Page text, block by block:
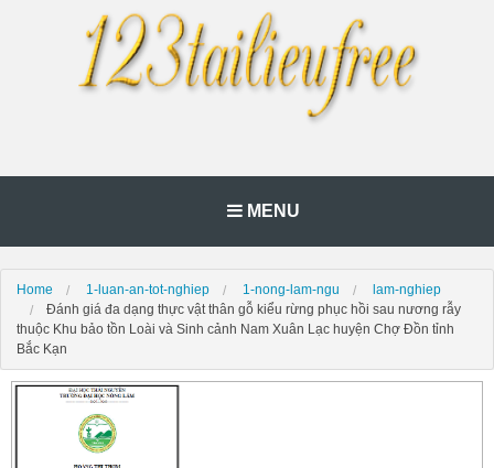
MENU
Home 1-luan-an-tot-nghiep 1-nong-lam-ngu
lam-nghiep
Đánh giá đa dạng thực vật thân gỗ kiểu rừng phục hồi sau nương rẫy
thuộc Khu bảo tồn Loài và Sinh cảnh Nam Xuân Lạc huyện Chợ Đồn tỉnh
Bắc Kạn